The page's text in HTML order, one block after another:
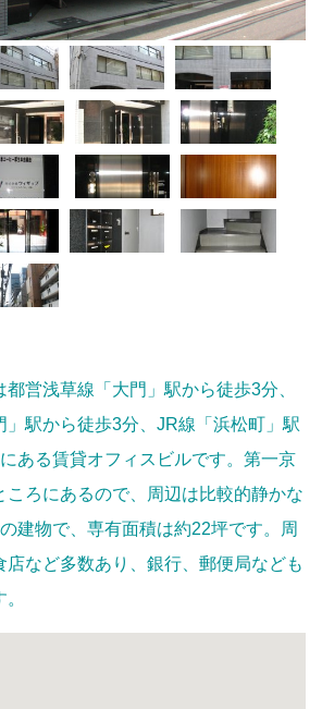
営浅草線「大門」駅から徒歩3分、
」駅から徒歩3分、JR線「浜松町」駅
ある賃貸オフィスビルです。第一京
ころにあるので、周辺は比較的静かな
建物で、専有面積は約22坪です。周
店など多数あり、銀行、郵便局なども